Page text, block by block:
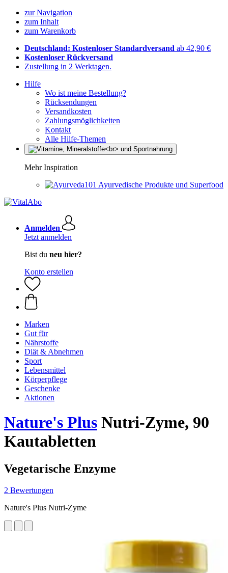
zur Navigation
zum Inhalt
zum Warenkorb
Deutschland: Kostenloser Standardversand ab 42,90 €
Kostenloser Rückversand
Zustellung in 2 Werktagen.
Hilfe
Wo ist meine Bestellung?
Rücksendungen
Versandkosten
Zahlungsmöglichkeiten
Kontakt
Alle Hilfe-Themen
Mehr Inspiration
Ayurvedische Produkte und Superfood
Anmelden
Jetzt anmelden
Bist du neu hier?
Konto erstellen
Marken
Gut für
Nährstoffe
Diät & Abnehmen
Sport
Lebensmittel
Körperpflege
Geschenke
Aktionen
Nature's Plus Nutri-Zyme, 90
Kautabletten
Vegetarische Enzyme
2 Bewertungen
Nature's Plus Nutri-Zyme